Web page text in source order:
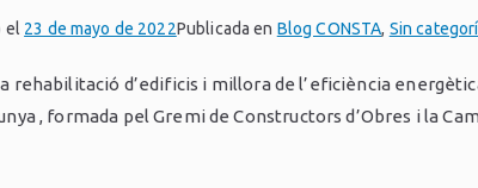
el 23 de mayo de 2022Publicada en Blog CONSTA, Sin
rehabilitació d’edificis i millora de l’eficiència
, formada pel Gremi de Constructors d’Obres i la